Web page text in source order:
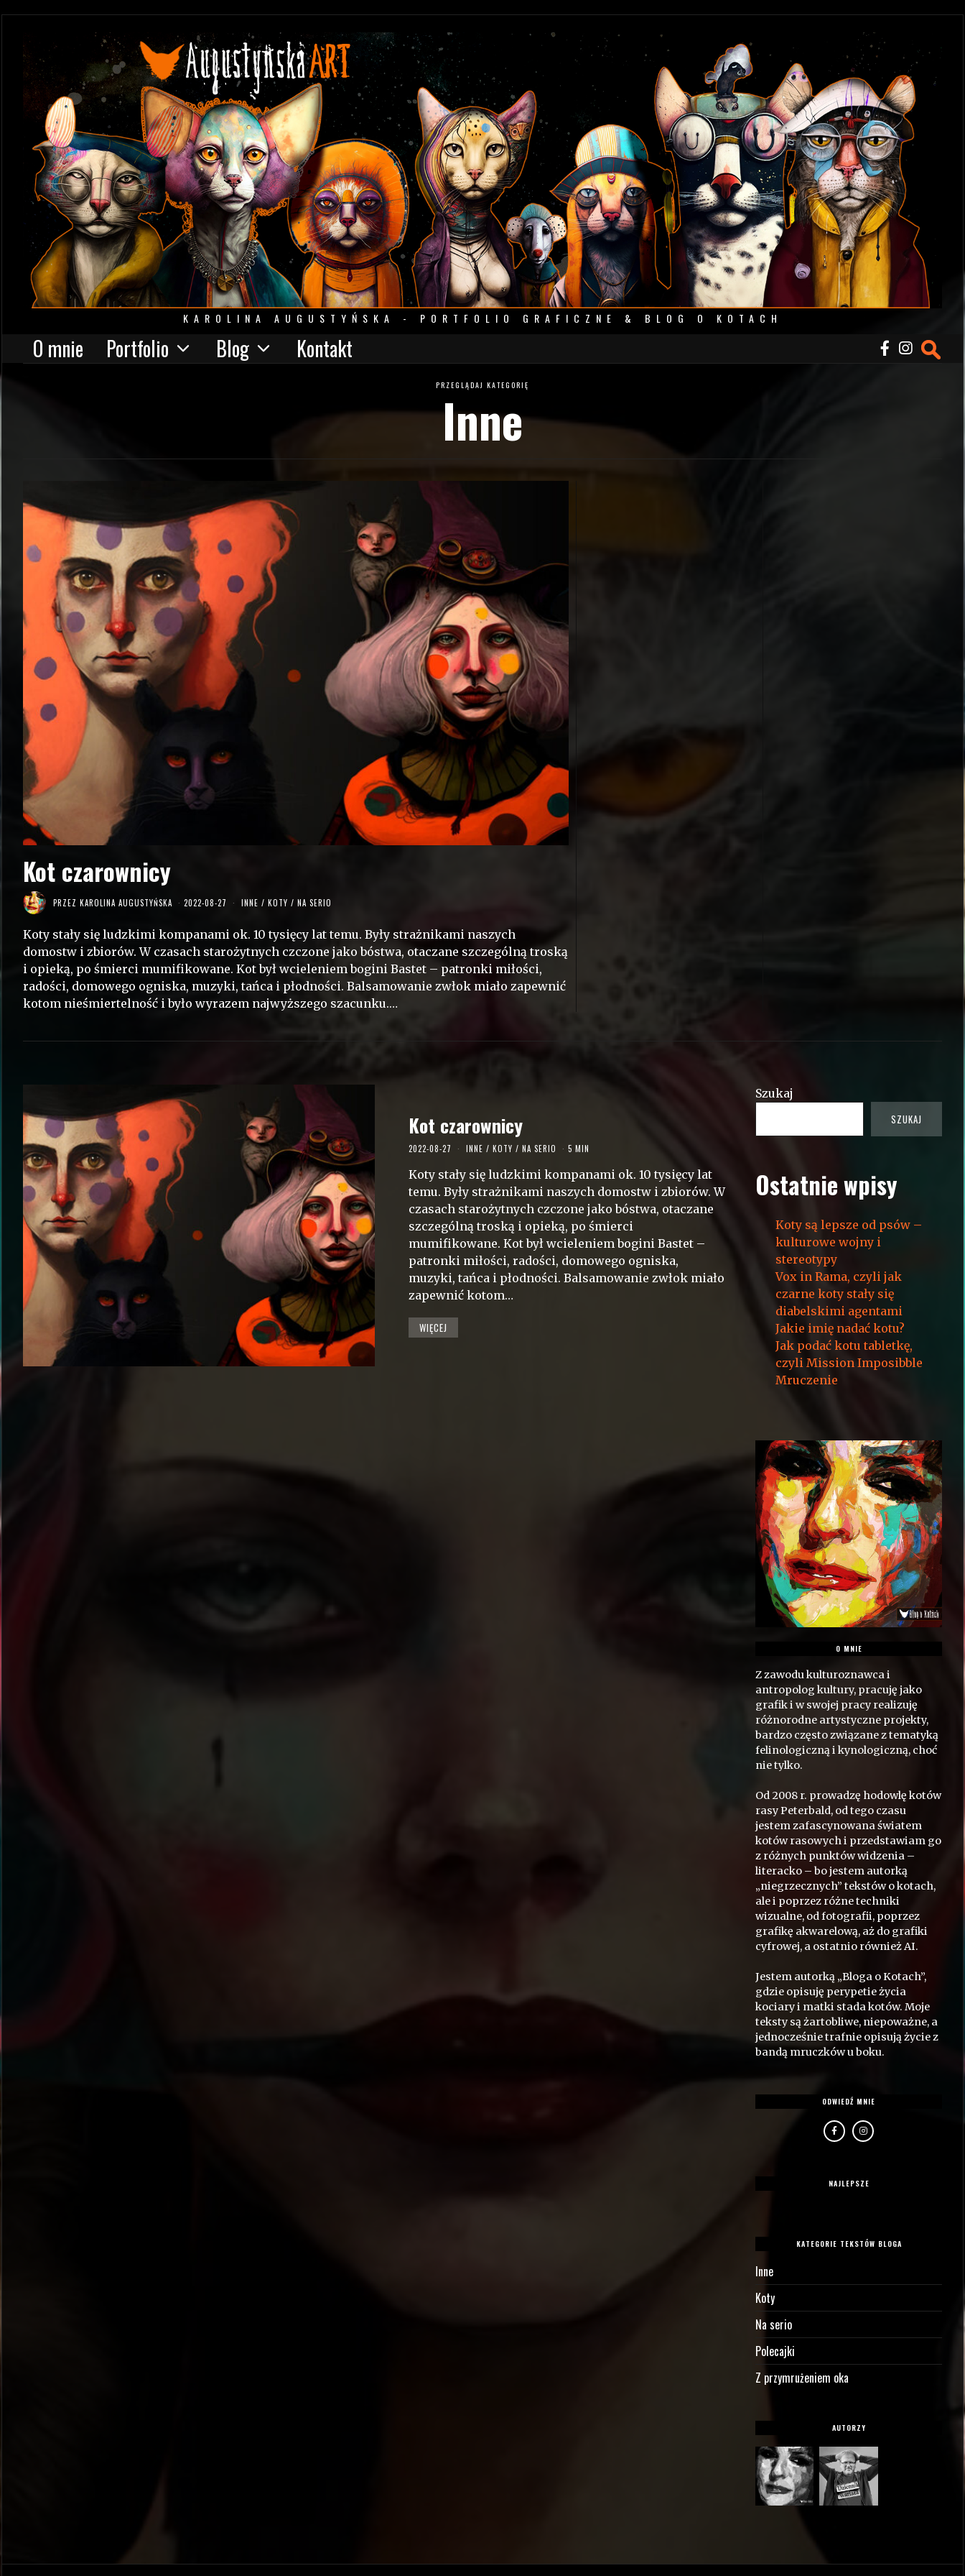
KAROLINA AUGUSTYŃSKA - PORTFOLIO GRAFICZNE & BLOG O KOTACH
O mnie Portfolio Blog Kontakt
PRZEGLĄDAJ KATEGORIĘ
Inne
Kot czarownicy
PRZEZ KAROLINA AUGUSTYŃSKA 2022-08-27 INNE / KOTY / NA SERIO
Koty stały się ludzkimi kompanami ok. 10 tysięcy lat temu. Były strażnikami naszych
domostw i zbiorów. W czasach starożytnych czczone jako bóstwa, otaczane szczególną troską
i opieką, po śmierci mumifikowane. Kot był wcieleniem bogini Bastet – patronki miłości,
radości, domowego ogniska, muzyki, tańca i płodności. Balsamowanie zwłok miało zapewnić
kotom nieśmiertelność i było wyrazem najwyższego szacunku.…
Kot czarownicy
2022-08-27 INNE / KOTY / NA SERIO 5 MIN
Koty stały się ludzkimi kompanami ok. 10 tysięcy lat
temu. Były strażnikami naszych domostw i zbiorów. W
czasach starożytnych czczone jako bóstwa, otaczane
szczególną troską i opieką, po śmierci
mumifikowane. Kot był wcieleniem bogini Bastet –
patronki miłości, radości, domowego ogniska,
muzyki, tańca i płodności. Balsamowanie zwłok miało
zapewnić kotom…
WIĘCEJ
Szukaj
SZUKAJ
Ostatnie wpisy
Koty są lepsze od psów –
kulturowe wojny i
stereotypy
Vox in Rama, czyli jak
czarne koty stały się
diabelskimi agentami
Jakie imię nadać kotu?
Jak podać kotu tabletkę,
czyli Mission Imposibble
Mruczenie
O MNIE
Z zawodu kulturoznawca i
antropolog kultury, pracuję jako
grafik i w swojej pracy realizuję
różnorodne artystyczne projekty,
bardzo często związane z tematyką
felinologiczną i kynologiczną, choć
nie tylko.
Od 2008 r. prowadzę hodowlę kotów
rasy Peterbald, od tego czasu
jestem zafascynowana światem
kotów rasowych i przedstawiam go
z różnych punktów widzenia –
literacko – bo jestem autorką
„niegrzecznych” tekstów o kotach,
ale i poprzez różne techniki
wizualne, od fotografii, poprzez
grafikę akwarelową, aż do grafiki
cyfrowej, a ostatnio również AI.
Jestem autorką „Bloga o Kotach”,
gdzie opisuję perypetie życia
kociary i matki stada kotów. Moje
teksty są żartobliwe, niepoważne, a
jednocześnie trafnie opisują życie z
bandą mruczków u boku.
ODWIEDŹ MNIE
NAJLEPSZE
KATEGORIE TEKSTÓW BLOGA
Inne
Koty
Na serio
Polecajki
Z przymrużeniem oka
AUTORZY